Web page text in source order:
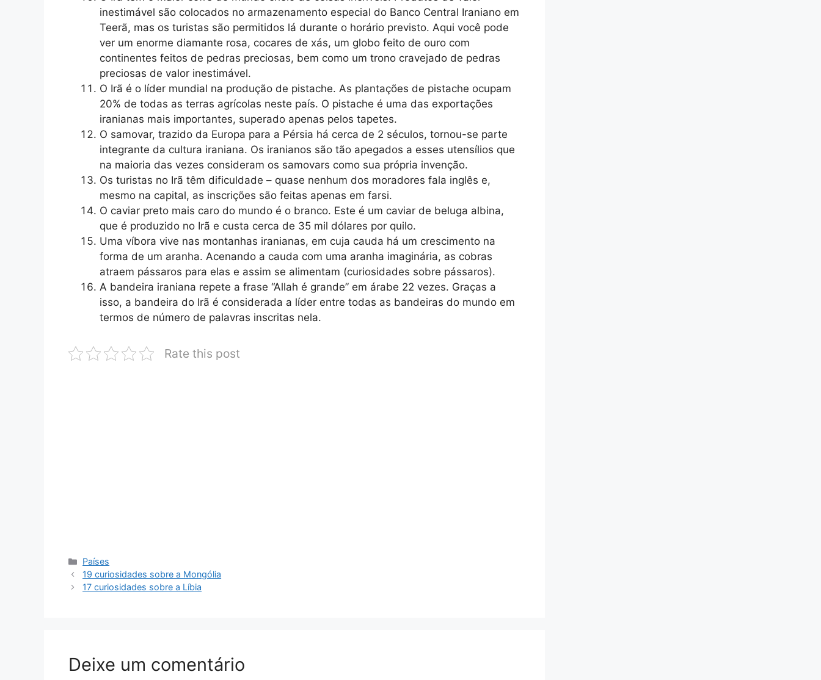
inestimável são colocados no armazenamento especial do Banco Central Iraniano em
Teerã, mas os turistas são permitidos lá durante o horário previsto. Aqui você pode
ver um enorme diamante rosa, cocares de xás, um globo feito de ouro com
continentes feitos de pedras preciosas, bem como um trono cravejado de pedras
preciosas de valor inestimável.
O Irã é o líder mundial na produção de pistache. As plantações de pistache ocupam
20% de todas as terras agrícolas neste país. O pistache é uma das exportações
iranianas mais importantes, superado apenas pelos tapetes.
O samovar, trazido da Europa para a Pérsia há cerca de 2 séculos, tornou-se parte
integrante da cultura iraniana. Os iranianos são tão apegados a esses utensílios que
na maioria das vezes consideram os samovars como sua própria invenção.
Os turistas no Irã têm dificuldade – quase nenhum dos moradores fala inglês e,
mesmo na capital, as inscrições são feitas apenas em farsi.
O caviar preto mais caro do mundo é o branco. Este é um caviar de beluga albina,
que é produzido no Irã e custa cerca de 35 mil dólares por quilo.
Uma víbora vive nas montanhas iranianas, em cuja cauda há um crescimento na
forma de um aranha. Acenando a cauda com uma aranha imaginária, as cobras
atraem pássaros para elas e assim se alimentam (curiosidades sobre pássaros).
A bandeira iraniana repete a frase “Allah é grande” em árabe 22 vezes. Graças a
isso, a bandeira do Irã é considerada a líder entre todas as bandeiras do mundo em
termos de número de palavras inscritas nela.
Rate this post
Categorias
Países
19 curiosidades sobre a Mongólia
17 curiosidades sobre a Líbia
Deixe um comentário